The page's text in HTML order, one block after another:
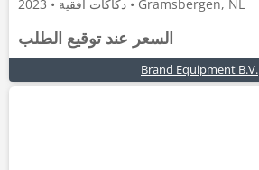
دكاكات أفقية • 2023 • Gramsbergen, NL
السعر عند توقيع الطلب
Brand Equipment B.V.